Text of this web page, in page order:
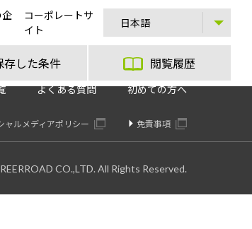
コーポレートサ
イト
存した条件 閲覧履歴
よくある質問 初めての方へ
ャルメディアポリシー 免責事項
CO.,LTD. All Rights Reserved.